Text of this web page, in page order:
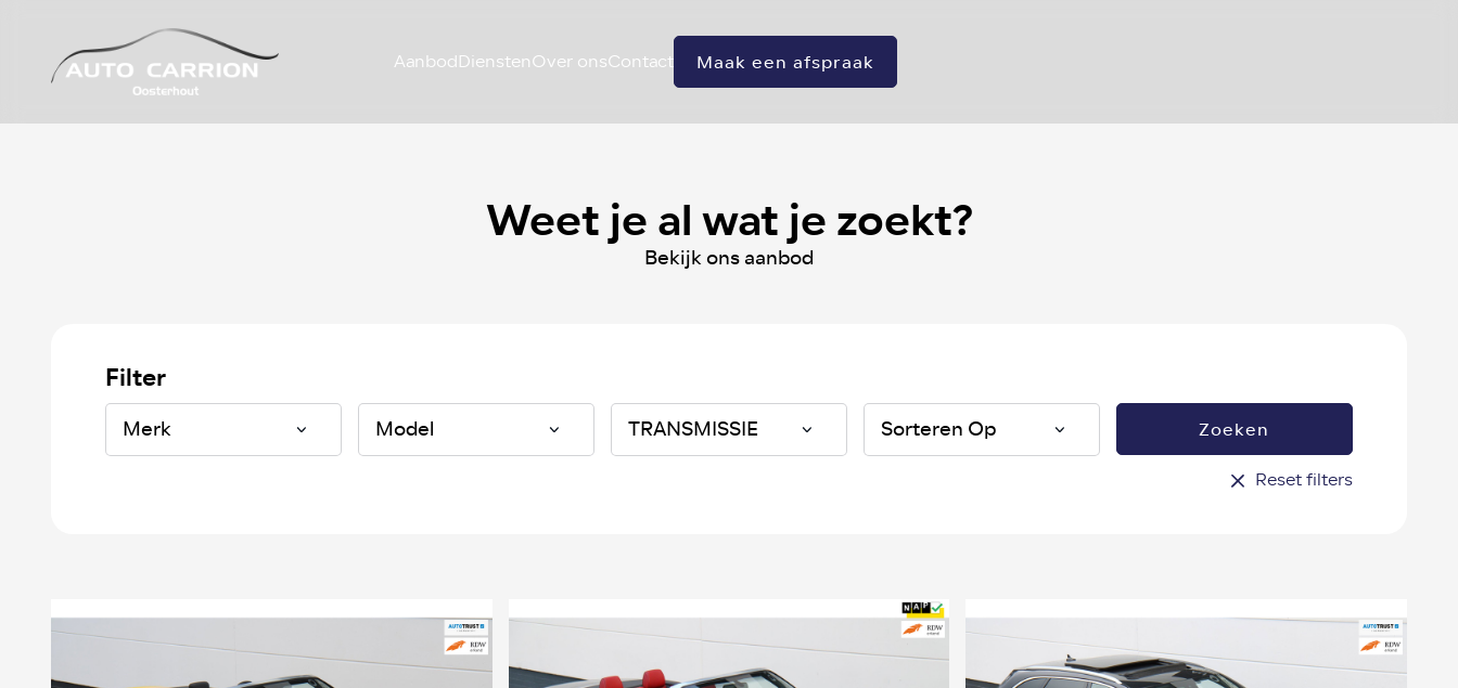
AanbodDienstenOver onsContact Maak een afspraak
Weet je al wat je zoekt?
Bekijk ons aanbod
Filter
Zoeken
Reset filters